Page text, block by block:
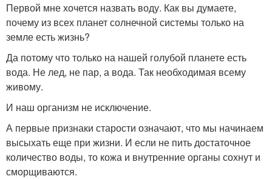
Первой мне хочется назвать воду. Как вы думаете,
почему из всех планет солнечной системы только на
земле есть жизнь?
Да потому что только на нашей голубой планете есть
вода. Не лед, не пар, а вода. Так необходимая всему
живому.
И наш организм не исключение.
А первые признаки старости означают, что мы начинаем
высыхать еще при жизни. И если не пить достаточное
количество воды, то кожа и внутренние органы сохнут и
сморщиваются.